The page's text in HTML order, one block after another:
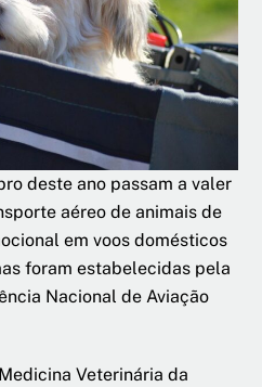
deste ano passam a valer
aéreo de animais de
em voos domésticos
foram estabelecidas pela
Nacional de Aviação
Veterinária da